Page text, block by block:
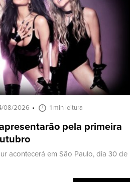
08/2026 1 min leitura
pela primeira
acontecerá em São Paulo, dia 30 de